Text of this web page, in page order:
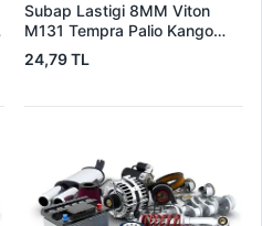
Subap Lastigi 8MM Viton
M131 Tempra Palio Kango
Flash Kango Partner Berlingo
Expert Jumpy XUD9 / DW8
XU7JP / XU10J2 |
24,79 TL